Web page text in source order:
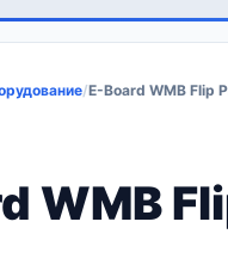
/E-Board WMB Flip
WMB